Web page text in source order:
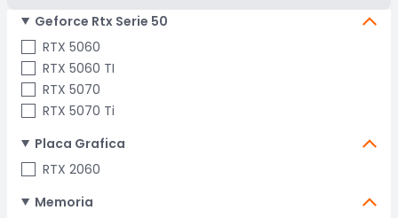
Geforce Rtx Serie 50
RTX 5060
RTX 5060 TI
RTX 5070
RTX 5070 Ti
Placa Grafica
RTX 2060
Memoria